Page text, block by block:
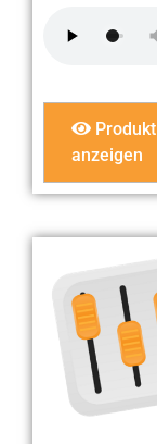
Produkt
anzeigen